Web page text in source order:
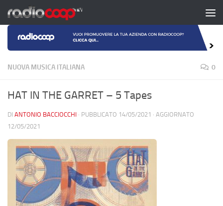
Salta al contenuto
NUOVA MUSICA ITALIANA 0
HAT IN THE GARRET – 5 Tapes
DI ANTONIO BACCIOCCHI · PUBBLICATO 14/05/2021 · AGGIORNATO
12/05/2021